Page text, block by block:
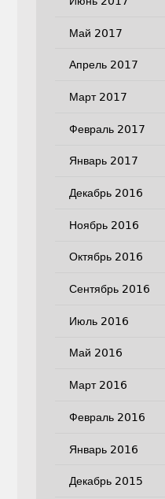
Май 2017
Апрель 2017
Март 2017
Февраль 2017
Январь 2017
Декабрь 2016
Ноябрь 2016
Октябрь 2016
Сентябрь 2016
Июль 2016
Май 2016
Март 2016
Февраль 2016
Январь 2016
Декабрь 2015